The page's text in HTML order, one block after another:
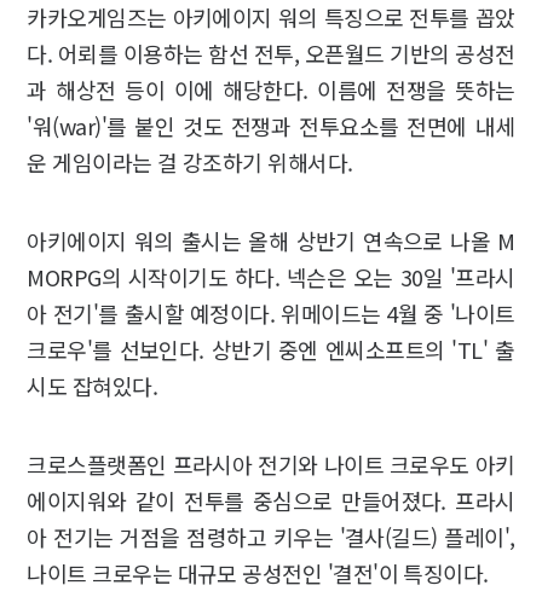
카카오게임즈는 아키에이지 워의 특징으로 전투를 꼽았
다. 어뢰를 이용하는 함선 전투, 오픈월드 기반의 공성전
과 해상전 등이 이에 해당한다. 이름에 전쟁을 뜻하는
'워(war)'를 붙인 것도 전쟁과 전투요소를 전면에 내세
운 게임이라는 걸 강조하기 위해서다.
아키에이지 워의 출시는 올해 상반기 연속으로 나올 M
MORPG의 시작이기도 하다. 넥슨은 오는 30일 '프라시
아 전기'를 출시할 예정이다. 위메이드는 4월 중 '나이트
크로우'를 선보인다. 상반기 중엔 엔씨소프트의 'TL' 출
시도 잡혀있다.
크로스플랫폼인 프라시아 전기와 나이트 크로우도 아키
에이지워와 같이 전투를 중심으로 만들어졌다. 프라시
아 전기는 거점을 점령하고 키우는 '결사(길드) 플레이',
나이트 크로우는 대규모 공성전인 '결전'이 특징이다.